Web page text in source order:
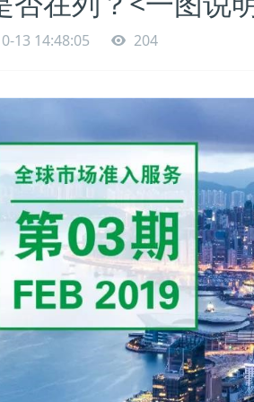
13 14:48:05 204